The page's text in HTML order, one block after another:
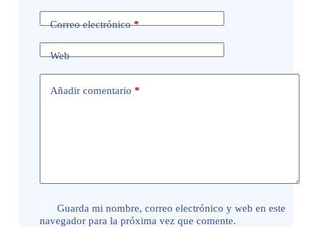
Correo electrónico*
Web
Añadir comentario *
Guarda mi nombre, correo electrónico y web en este
navegador para la próxima vez que comente.